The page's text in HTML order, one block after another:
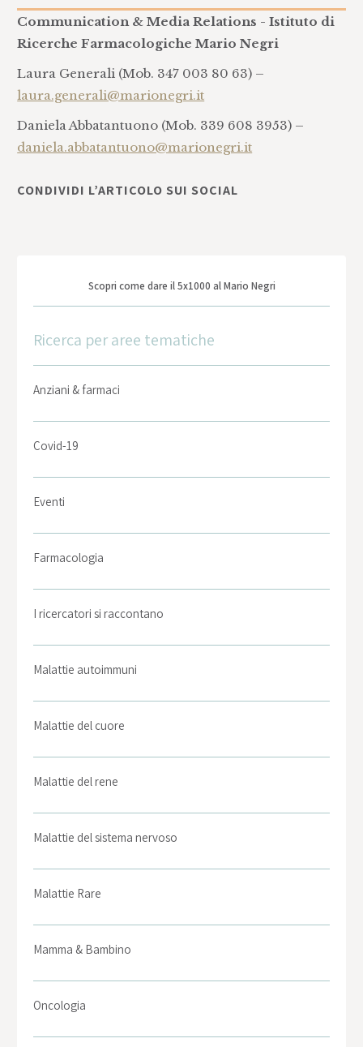
Communication & Media Relations - Istituto di
Ricerche Farmacologiche Mario Negri
Laura Generali (Mob. 347 003 80 63) –
laura.generali@marionegri.it
Daniela Abbatantuono (Mob. 339 608 3953) –
daniela.abbatantuono@marionegri.it
CONDIVIDI L’ARTICOLO SUI SOCIAL
Scopri come dare il 5x1000 al Mario Negri
Ricerca per aree tematiche
Anziani & farmaci
Covid-19
Eventi
Farmacologia
I ricercatori si raccontano
Malattie autoimmuni
Malattie del cuore
Malattie del rene
Malattie del sistema nervoso
Malattie Rare
Mamma & Bambino
Oncologia